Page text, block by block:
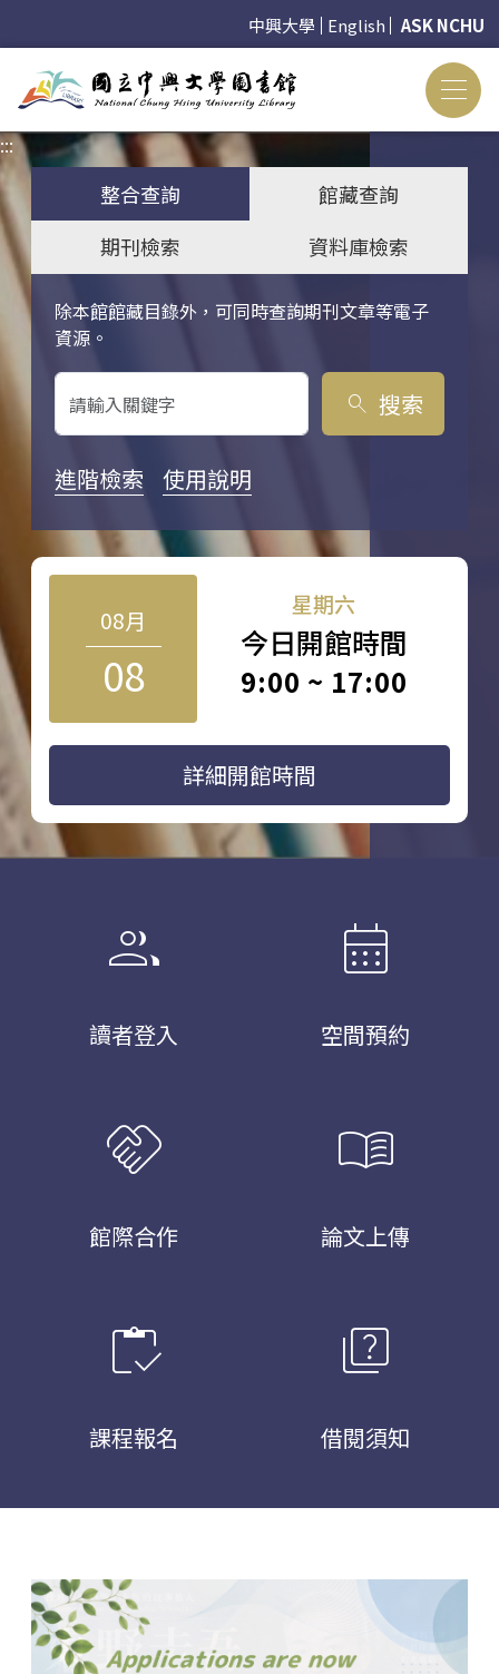
中興大學 English ASK NCHU
:::
整合查詢
館藏查詢
期刊檢索
資料庫檢索
除本館館藏目錄外，可同時查詢期刊文章等電子
資源。
關鍵字搜尋
search 搜索
進階檢索 使用說明
08月
08
星期六
今日開館時間
9:00 ~ 17:00
詳細開館時間
group
讀者登入
calendar_month
空間預約
handshake
館際合作
menu_book
論文上傳
inventory
課程報名
quiz
借閱須知